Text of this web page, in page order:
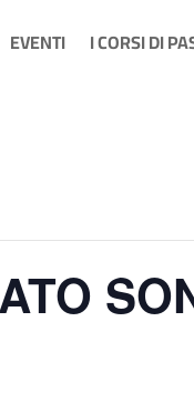
EVENTI I CORSI DI